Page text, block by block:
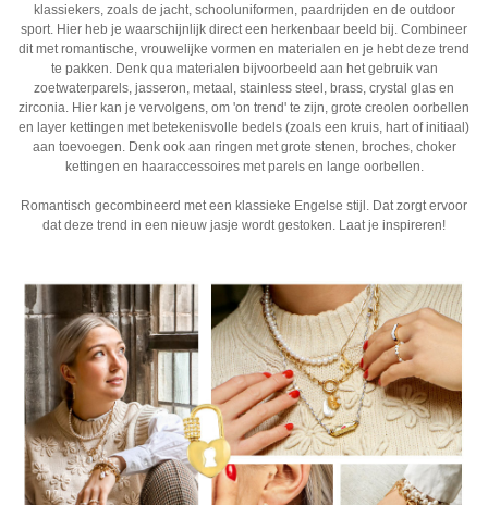
klassiekers, zoals de jacht, schooluniformen, paardrijden en de outdoor
sport. Hier heb je waarschijnlijk direct een herkenbaar beeld bij. Combineer
dit met romantische, vrouwelijke vormen en materialen en je hebt deze trend
te pakken. Denk qua materialen bijvoorbeeld aan het gebruik van
zoetwaterparels, jasseron, metaal, stainless steel, brass, crystal glas en
zirconia. Hier kan je vervolgens, om 'on trend' te zijn, grote creolen oorbellen
en layer kettingen met betekenisvolle bedels (zoals een kruis, hart of initiaal)
aan toevoegen. Denk ook aan ringen met grote stenen, broches, choker
kettingen en haaraccessoires met parels en lange oorbellen.
Romantisch gecombineerd met een klassieke Engelse stijl. Dat zorgt ervoor
dat deze trend in een nieuw jasje wordt gestoken. Laat je inspireren!